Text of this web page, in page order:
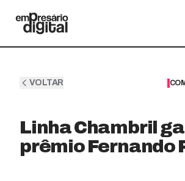
VOLTAR
Linha Chambril
prêmio Fernando